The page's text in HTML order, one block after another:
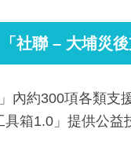
「社聯 – 大埔災
約300項各類
箱1.0」提供公益